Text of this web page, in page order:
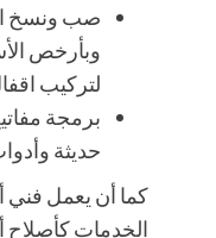
صب ونسخ
وبأرخص
لتركيب
برمجة
حديثة
كما أن يعمل فني
الخدمات كأصلاح